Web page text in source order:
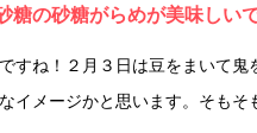
糖の砂糖がらめが美味しい
すね！２月３日は豆をまいて鬼
イメージかと思います。そもそ